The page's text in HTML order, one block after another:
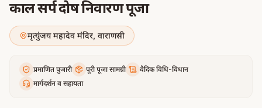
काल सर्प दोष निवारण पूजा
मृत्युंजय महादेव मंदिर, वाराणसी
प्रमाणित पुजारी पूरी पूजा सामग्री
वैदिक विधि-विधान
मार्गदर्शन व सहायता